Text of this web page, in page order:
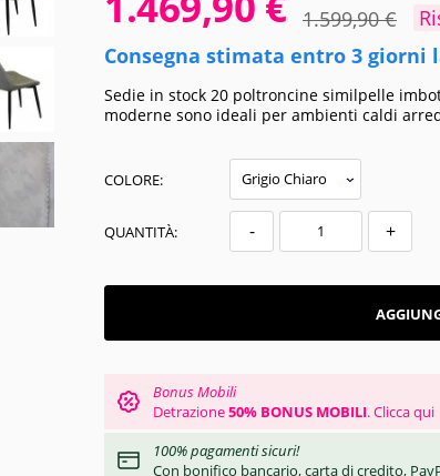
1.599,90 €
Consegna stimata entro 3 giorni
Sedie in stock 20 poltroncine similpelle
moderne sono ideali per ambienti caldi
COLORE:
QUANTITÀ: - +
Bonus Mobili
Detrazione50% BONUS MOBILI.Clicca qui
100% pagamenti sicuri!
Con bonifico bancario, carta di credito,